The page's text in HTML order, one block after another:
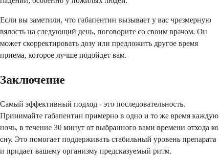
Если вы заметили, что габапентин вызывает у вас чрезмерную
вялость на следующий день, поговорите со своим врачом. Он
может скорректировать дозу или предложить другое время
приема, которое лучше подойдет вам.
Заключение
Самый эффективный подход - это последовательность.
Принимайте габапентин примерно в одно и то же время каждую
ночь, в течение 30 минут от выбранного вами времени отхода ко
сну. Это помогает поддерживать стабильный уровень препарата
и придает вашему организму предсказуемый ритм.